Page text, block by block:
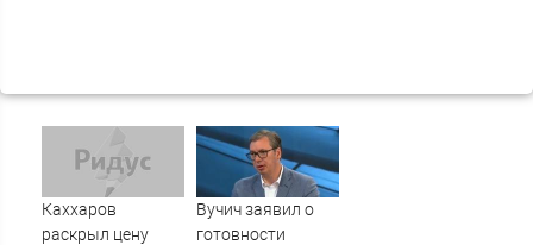
Каххаров
раскрыл цену
Вучич заявил о
готовности